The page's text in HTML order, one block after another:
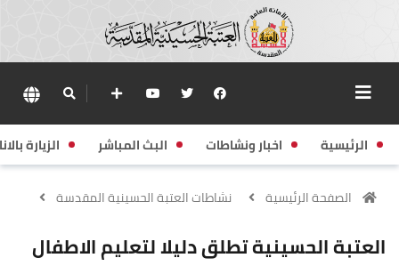
الرئيسية اخبار ونشاطات البث المباشر الزيارة
الصفحة الرئيسية نشاطات العتبة الحسينية المقدسة
العتبة الحسينية تطلق دليلا لتعليم الاطفال